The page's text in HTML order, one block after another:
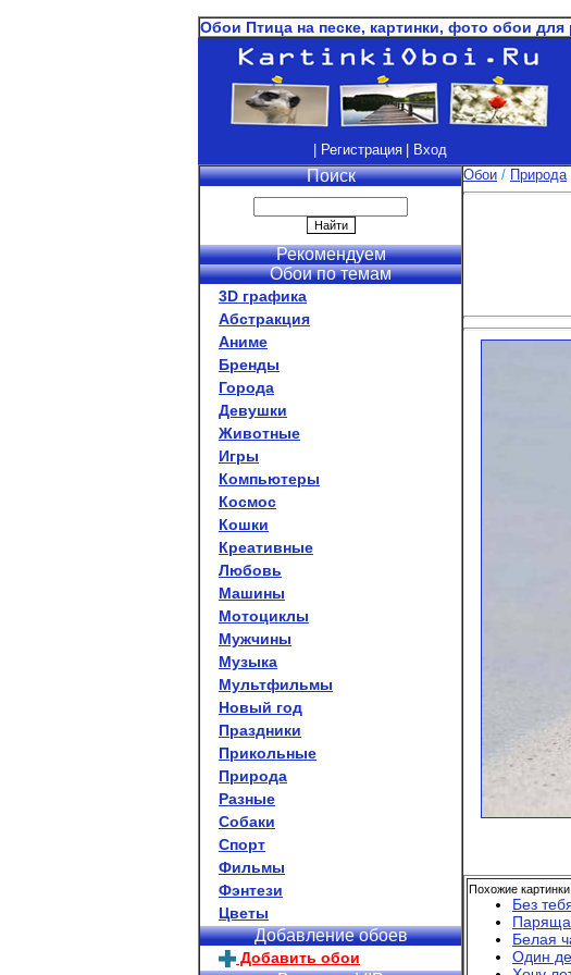
Обои Птица на песке, картинки, фото обои для
| Регистрация | Вход
Поиск
Рекомендуем
Обои по темам
3D графика
Абстракция
Аниме
Бренды
Города
Девушки
Животные
Игры
Компьютеры
Космос
Кошки
Креативные
Любовь
Машины
Мотоциклы
Мужчины
Музыка
Мультфильмы
Новый год
Праздники
Прикольные
Природа
Разные
Собаки
Спорт
Фильмы
Фэнтези
Цветы
Добавление обоев
Добавить обои
Обои / Природа
Похожие
Без
Белая
Один